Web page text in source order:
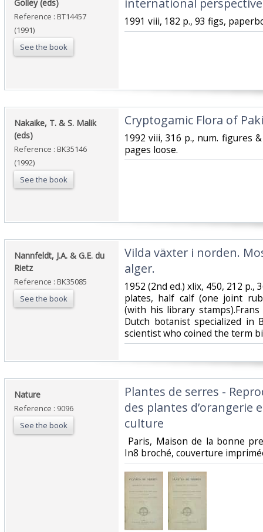
Golley (eds)‎
Reference : BT14457
(1991)
See the book
international
‎1991 viii, 182 p., 93 figs,
‎Nakaike, T. & S. Malik
(eds)‎
Reference : BK35146
(1992)
See the book
‎Cryptogamic Flora of
‎1992 viii, 316 p., num. figures
pages loose.‎
‎Nannfeldt, J.A. & G.E. du
Rietz‎
Reference : BK35085
See the book
‎Vilda växter i norden.
alger.‎
‎1952 (2nd ed.) xlix, 450, 212 p.,
plates, half calf (one joint
(with his library
Dutch botanist specialized in
scientist who coined the term
‎Nature‎
Reference : 9096
See the book
‎Plantes de serres -
des plantes d’orangerie
culture‎
Paris, Maison de la bonne
In8 broché, couverture